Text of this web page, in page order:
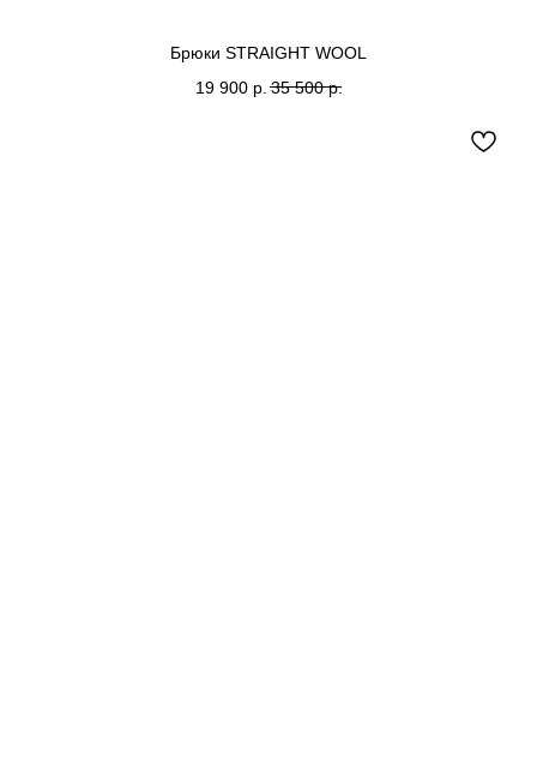
Брюки STRAIGHT WOOL
19 900 р. 35 500 р.